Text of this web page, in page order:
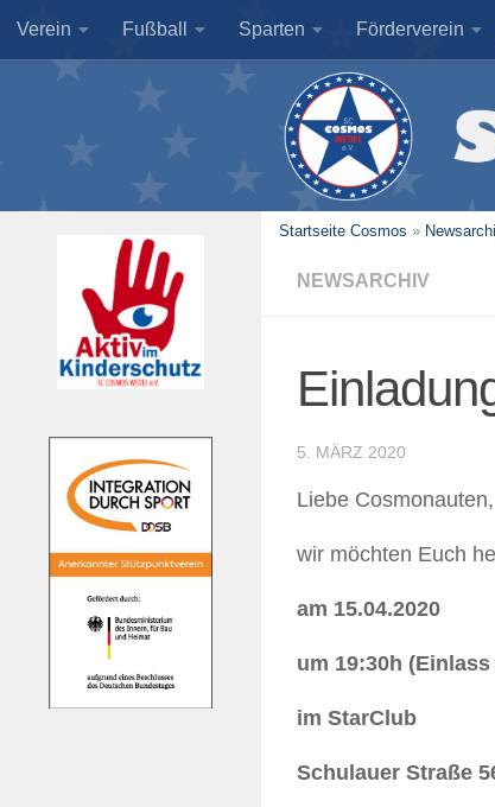
Zum Inhalt springen
Verein Fußball Sparten Förderverein
Startseite Cosmos »
NEWSARCHIV
5. MÄRZ 2020
Liebe Cosmonauten,
wir möchten Euch
am 15.04.2020
um 19:30h (Einlass
im StarClub
Schulauer Straße